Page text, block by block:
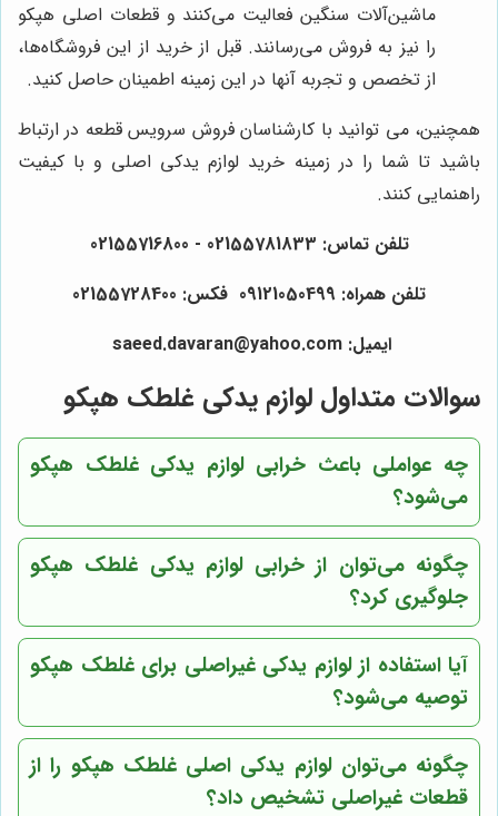
ماشین‌آلات سنگین فعالیت می‌کنند و قطعات اصلی هپکو
را نیز به فروش می‌رسانند. قبل از خرید از این فروشگاه‌ها،
از تخصص و تجربه آنها در این زمینه اطمینان حاصل کنید.
همچنین، می توانید با کارشناسان فروش سرویس قطعه در ارتباط
باشید تا شما را در زمینه خرید لوازم یدکی اصلی و با کیفیت
راهنمایی کنند.
تلفن تماس: 02155781833 - 02155716800
تلفن همراه: 09121050499 فکس: 02155728400
ایمیل: saeed.davaran@yahoo.com
سوالات متداول لوازم یدکی غلطک هپکو
چه عواملی باعث خرابی لوازم یدکی غلطک هپکو
می‌شود؟
چگونه می‌توان از خرابی لوازم یدکی غلطک هپکو
جلوگیری کرد؟
آیا استفاده از لوازم یدکی غیراصلی برای غلطک هپکو
توصیه می‌شود؟
چگونه می‌توان لوازم یدکی اصلی غلطک هپکو را از
قطعات غیراصلی تشخیص داد؟